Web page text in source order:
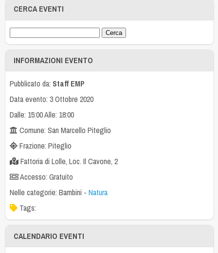
CERCA EVENTI
INFORMAZIONI EVENTO
Pubblicato da: Staff EMP
Data evento: 3 Ottobre 2020
Dalle: 15:00 Alle: 18:00
Comune: San Marcello Piteglio
Frazione: Piteglio
Fattoria di Lolle, Loc. Il Cavone, 2
Accesso: Gratuito
Nelle categorie: Bambini - Natura
Tags:
CALENDARIO EVENTI